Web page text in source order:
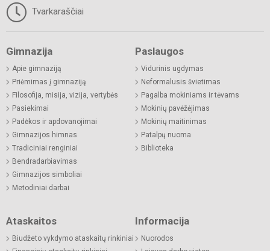
Tvarkaraščiai
Gimnazija
Apie gimnaziją
Priėmimas į gimnaziją
Filosofija, misija, vizija, vertybės
Pasiekimai
Padėkos ir apdovanojimai
Gimnazijos himnas
Tradiciniai renginiai
Bendradarbiavimas
Gimnazijos simboliai
Metodiniai darbai
Paslaugos
Vidurinis ugdymas
Neformalusis švietimas
Pagalba mokiniams ir tėvams
Mokinių pavėžėjimas
Mokinių maitinimas
Patalpų nuoma
Biblioteka
Ataskaitos
Biudžeto vykdymo ataskaitų rinkiniai
Informacija
Nuorodos